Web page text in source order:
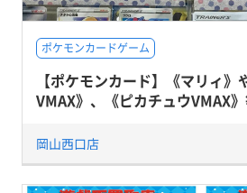
ポケモンカードゲーム
【ポケモンカード】《マリィ》
VMAX》、《ピカチュウVMAX
岡山西口店